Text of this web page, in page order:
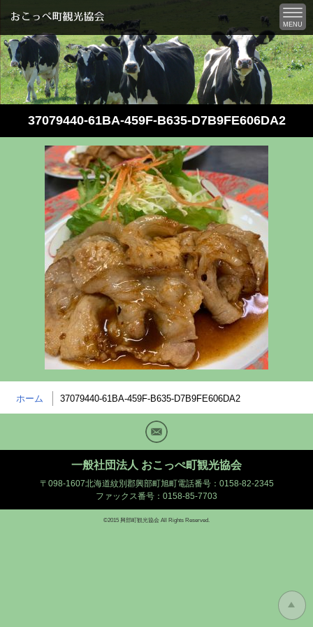
MENU
37079440-61BA-459F-B635-D7B9FE606DA2
ホーム 37079440-61BA-459F-B635-D7B9FE606DA2
Mail
一般社団法人 おこっぺ町観光協会
〒098-1607北海道紋別郡興部町旭町電話番号：0158-82-2345
ファックス番号：0158-85-7703
©2015 興部町観光協会 All Rights Reserved.